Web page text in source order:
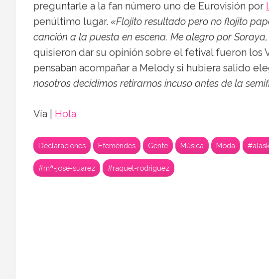
preguntarle a la fan número uno de Eurovisión por
penúltimo lugar. «Flojito resultado pero no flojito
canción a la puesta en escena. Me alegro por
quisieron dar su opinión sobre el fetival fueron los
pensaban acompañar a Melody si hubiera salido
nosotros decidimos retirarnos incuso antes de la
Vía | Hola
Declaraciones Efemérides Gente Música Moda
#mª-jose-suarez #raquel-rodriguez